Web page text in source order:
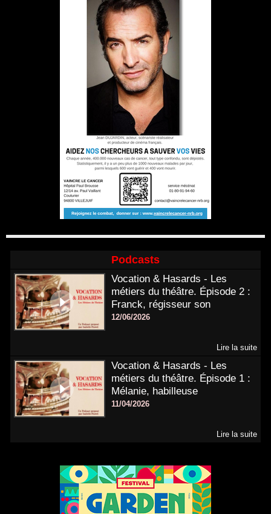
Podcasts
Vocation & Hasards - Les
métiers du théâtre. Épisode 2 :
Franck, régisseur son
12/06/2026
Lire la suite
Vocation & Hasards - Les
métiers du théâtre. Épisode 1 :
Mélanie, habilleuse
11/04/2026
Lire la suite